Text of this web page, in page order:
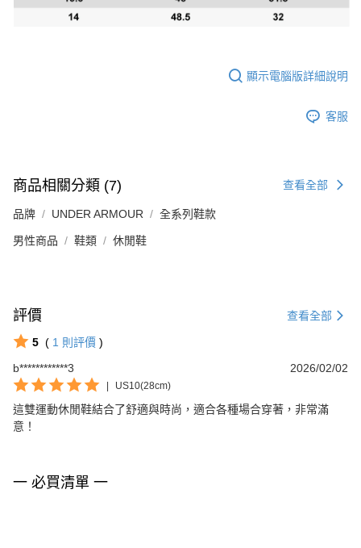
顯示電腦版詳細說明
客服
商品相關分類 (7) 查看全部
品牌 UNDER ARMOUR 全系列鞋款
男性商品 鞋類 休閒鞋
評價 查看全部
5 ( 1 則評價 )
b************3
2026/02/02
US10(28cm)
這雙運動休閒鞋結合了舒適與時尚，適合各種場合穿著，非常滿
意！
一 必買清單 一